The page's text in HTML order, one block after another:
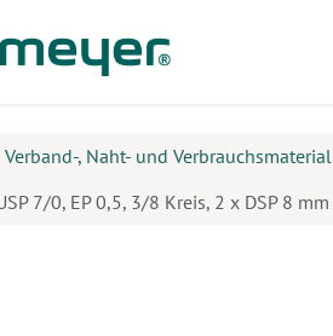
Verband-, Naht- und Verbrauchsmaterial
7/0, EP 0,5, 3/8 Kreis, 2 x DSP 8 mm